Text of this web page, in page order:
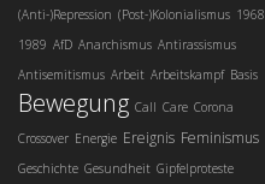
(Anti-)Repression (Post-)Kolonialismus 1968
1989 AfD Anarchismus Antirassismus
Antisemitismus Arbeit Arbeitskampf Basis
Bewegung Call Care Corona
Crossover Energie Ereignis Feminismus
Geschichte Gesundheit Gipfelproteste